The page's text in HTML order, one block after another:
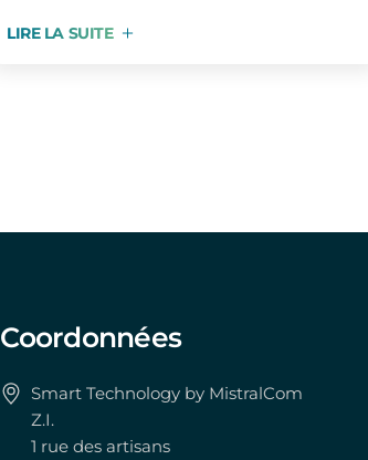
LIRE LA SUITE
Coordonnées
Smart Technology by MistralCom
Z.I.
1 rue des artisans